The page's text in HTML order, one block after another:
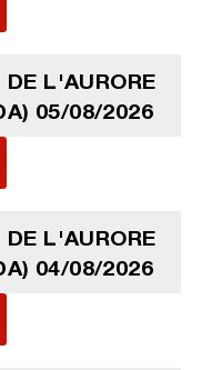
DE L'AURORE
05/08/2026
DE L'AURORE
04/08/2026